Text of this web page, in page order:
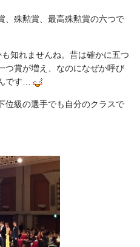
、殊勲賞、最高殊勲賞の六つで
知れませんね。昔は確かに五つ
つ賞が増え、なのになぜか呼び
です…
位級の選手でも自分のクラスで